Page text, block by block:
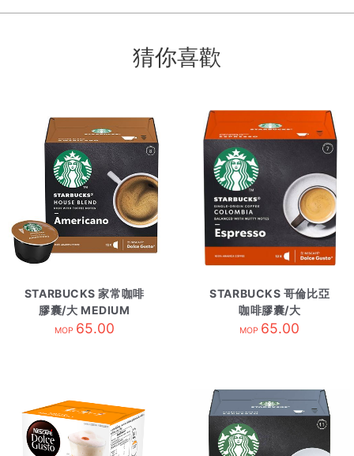
猜你喜歡
STARBUCKS 家常咖啡
膠囊/大 MEDIUM
HOUSEBLEND
MOP 65.00
STARBUCKS 哥倫比亞
咖啡膠囊/大
COLOMBIA
MOP 65.00